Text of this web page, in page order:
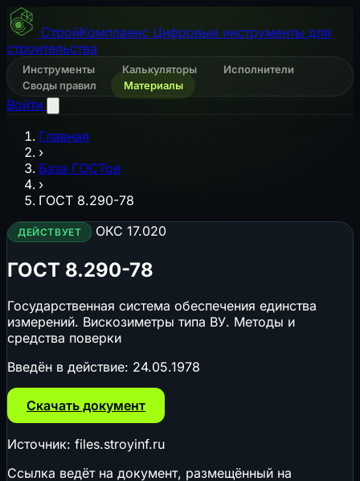
СтройКомплаенс Цифровые инструменты для
строительства
Инструменты Калькуляторы
Исполнители
Своды правил
Материалы
Войти
Главная
›
База ГОСТов
›
ГОСТ 8.290-78
ДЕЙСТВУЕТ ОКС 17.020
ГОСТ 8.290-78
Государственная система обеспечения единства
измерений. Вискозиметры типа ВУ. Методы и
средства поверки
Введён в действие: 24.05.1978
Скачать документ
Источник: files.stroyinf.ru
Ссылка ведёт на документ, размещённый на